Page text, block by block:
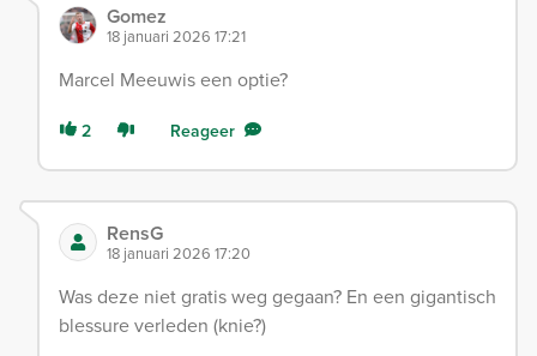
Gomez
18 januari 2026 17:21
Marcel Meeuwis een optie?
2 Reageer
RensG
18 januari 2026 17:20
Was deze niet gratis weg gegaan? En een gigantisch
blessure verleden (knie?)